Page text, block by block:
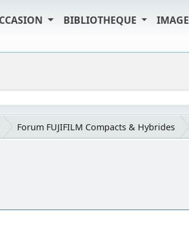
BIBLIOTHEQUE IMAGE
Forum FUJIFILM Compacts & Hybrides